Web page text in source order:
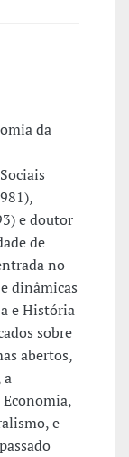
da
e doutor
de
no
dinâmicas
e História
sobre
abertos,
a
e